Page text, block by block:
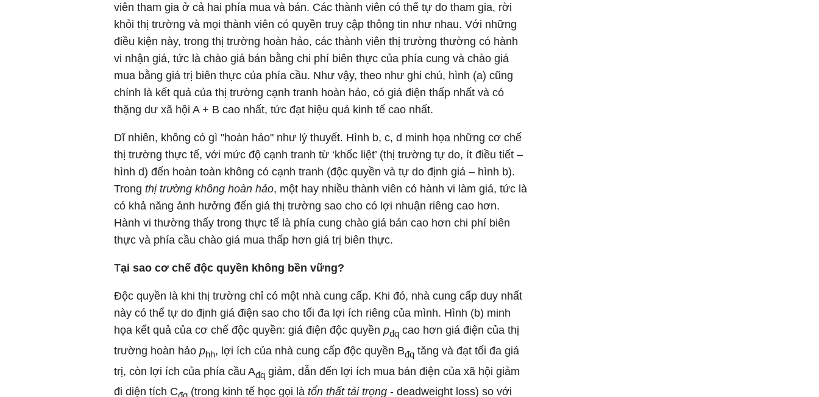
viên tham gia ở cả hai phía mua và bán. Các thành viên có thể tự do tham gia, rời
khỏi thị trường và mọi thành viên có quyền truy cập thông tin như nhau. Với những
điều kiện này, trong thị trường hoàn hảo, các thành viên thị trường thường có hành
vi nhận giá, tức là chào giá bán bằng chi phí biên thực của phía cung và chào giá
mua bằng giá trị biên thực của phía cầu. Như vậy, theo như ghi chú, hình (a) cũng
chính là kết quả của thị trường cạnh tranh hoàn hảo, có giá điện thấp nhất và có
thặng dư xã hội A + B cao nhất, tức đạt hiệu quả kinh tế cao nhất.
Dĩ nhiên, không có gì "hoàn hảo" như lý thuyết. Hình b, c, d minh họa những cơ chế
thị trường thực tế, với mức độ cạnh tranh từ ‘khốc liệt’ (thị trường tự do, ít điều tiết –
hình d) đến hoàn toàn không có cạnh tranh (độc quyền và tự do định giá – hình b).
Trong thị trường không hoàn hảo, một hay nhiều thành viên có hành vi làm giá, tức là
có khả năng ảnh hưởng đến giá thị trường sao cho có lợi nhuận riêng cao hơn.
Hành vi thường thấy trong thực tế là phía cung chào giá bán cao hơn chi phí biên
thực và phía cầu chào giá mua thấp hơn giá trị biên thực.
Tại sao cơ chế độc quyền không bền vững?
Độc quyền là khi thị trường chỉ có một nhà cung cấp. Khi đó, nhà cung cấp duy nhất
này có thể tự do định giá điện sao cho tối đa lợi ích riêng của mình. Hình (b) minh
họa kết quả của cơ chế độc quyền: giá điện độc quyền pđq cao hơn giá điện của thị
trường hoàn hảo phh, lợi ích của nhà cung cấp độc quyền Bđq tăng và đạt tối đa giá
trị, còn lợi ích của phía cầu Ađq giảm, dẫn đến lợi ích mua bán điện của xã hội giảm
đi diện tích Cđq (trong kinh tế học gọi là tổn thất tải trọng - deadweight loss) so với